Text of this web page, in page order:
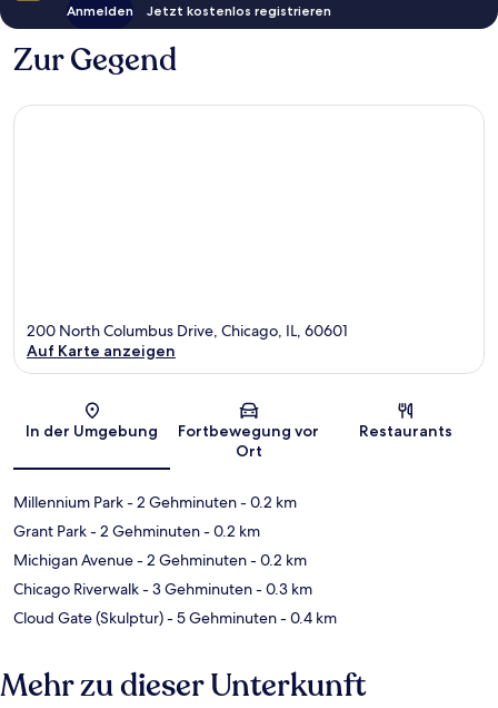
Anmelden Jetzt kostenlos registrieren
Zur Gegend
Karte
200 North Columbus Drive, Chicago, IL, 60601
Auf Karte anzeigen
In der Umgebung
Fortbewegung vor
Ort
Restaurants
Millennium Park- 2 Gehminuten- 0.2 km
Grant Park- 2 Gehminuten- 0.2 km
Michigan Avenue- 2 Gehminuten- 0.2 km
Chicago Riverwalk- 3 Gehminuten- 0.3 km
Cloud Gate (Skulptur)- 5 Gehminuten- 0.4 km
Mehr zu dieser Unterkunft